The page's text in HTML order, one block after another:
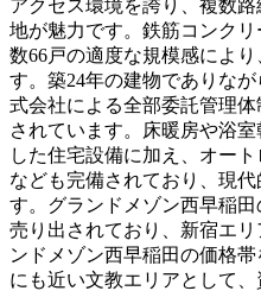
アクセス環境を誇り、複数
地が魅力です。鉄筋コンク
数66戸の適度な規模感によ
す。築24年の建物でありな
式会社による全部委託管理
されています。床暖房や浴
した住宅設備に加え、オー
なども完備されており、現
す。グランドメゾン西早稲
売り出されており、新宿エ
ンドメゾン西早稲田の価格
にも近い文教エリアとして